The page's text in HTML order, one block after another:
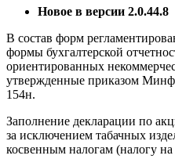
Новое в версии 2.0.44.8
В состав форм
формы бухгалтерской
ориентированных
утвержденные приказом
154н.
Заполнение декларации по
за исключением табачных
косвенным налогам (налогу